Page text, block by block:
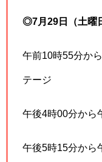
◎7月29日（土曜
午前10時55分か
テージ
午後4時00分か
午後5時15分か